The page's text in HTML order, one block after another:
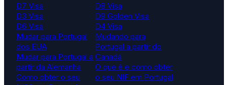
D7 Visa
D3 Visa
D6 Visa
Mudar para Portugal
dos EUA
Mudar para Portugal a
partir da Alemanha
Como obter o seu
D8 Visa
D9 Golden Visa
D4 Visa
Mudando para
Portugal a partir do
Canadá
O que é e como obter
o seu NIF em Portugal